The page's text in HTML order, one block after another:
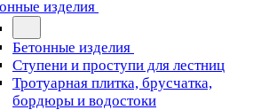
изделия
Бетонные изделия
Ступени и проступи для лестниц
Тротуарная плитка, брусчатка,
бордюры и водостоки